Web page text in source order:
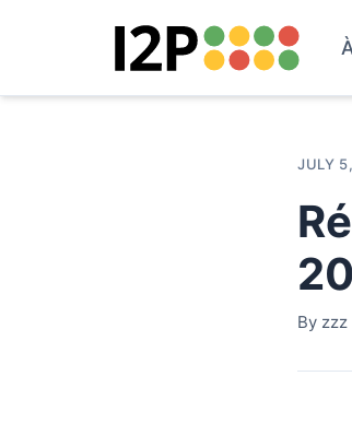
JULY
By zzz